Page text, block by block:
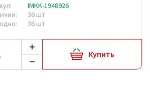
IMKK-1948926
36 шт
36 шт
Купить